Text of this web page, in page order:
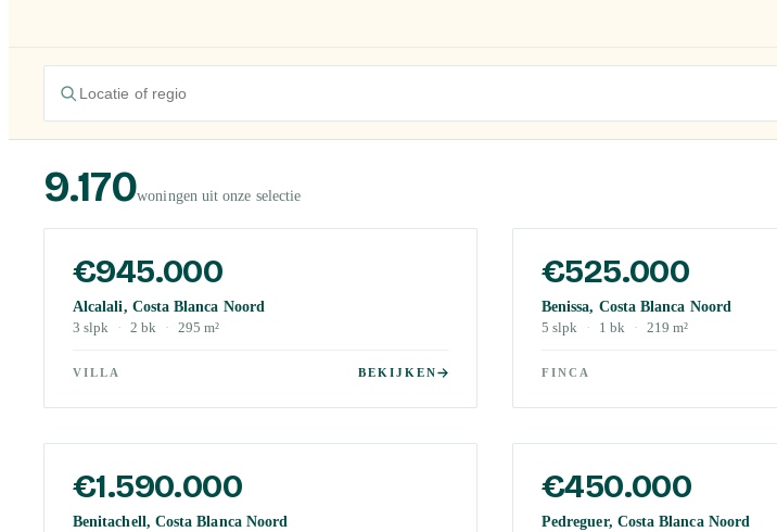
9.170woningen uit onze selectie
€945.000
Alcalali, Costa Blanca Noord
3 slpk · 2 bk · 295 m²
VILLA BEKIJKEN
€525.000
Benissa, Costa Blanca Noord
5 slpk · 1 bk · 219 m²
FINCA
€1.590.000
Benitachell, Costa Blanca Noord
€450.000
Pedreguer, Costa Blanca Noord